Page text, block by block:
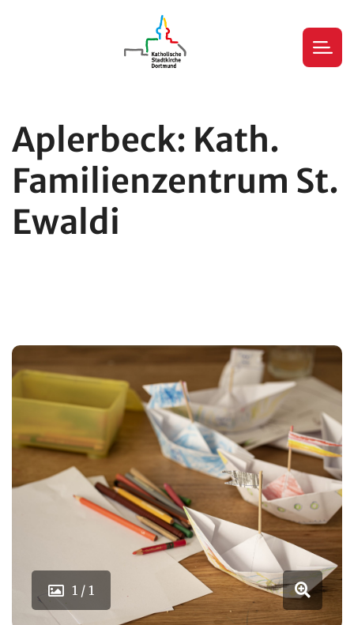
Aplerbeck: Kath.
Familienzentrum St.
Ewaldi
1 / 1